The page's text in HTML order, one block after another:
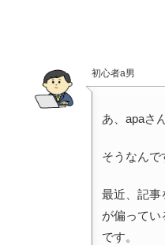
初心者a男
あ、apaさん
そうなんで
最近、記事
が偏ってい
です。